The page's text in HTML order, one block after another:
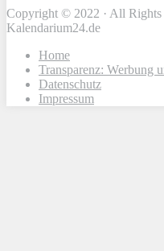
Copyright © 2022 · All Rights
Kalendarium24.de
Home
Transparenz: Werbung
Datenschutz
Impressum